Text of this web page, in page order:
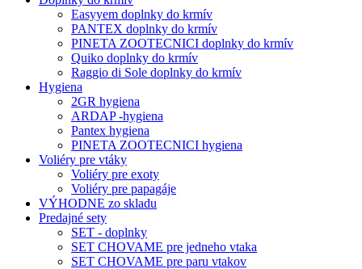
Easyyem doplnky do krmív
PANTEX doplnky do krmív
PINETA ZOOTECNICI doplnky do krmív
Quiko doplnky do krmív
Raggio di Sole doplnky do krmív
Hygiena
2GR hygiena
ARDAP -hygiena
Pantex hygiena
PINETA ZOOTECNICI hygiena
Voliéry pre vtáky
Voliéry pre exoty
Voliéry pre papagáje
VÝHODNE zo skladu
Predajné sety
SET - doplnky
SET CHOVAME pre jedneho vtaka
SET CHOVAME pre paru vtakov